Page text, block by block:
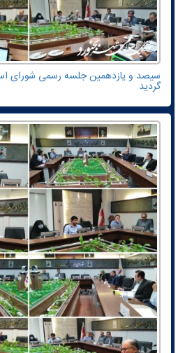
سیصد و یازدهمین جلسه رسمی شورای
گردید